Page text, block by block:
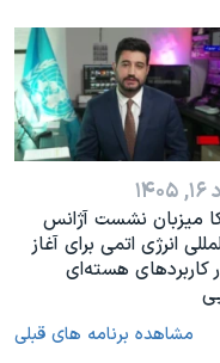
میزبان نشست آژانس
انرژی اتمی برای آغاز
کاربردهای هسته‌ای
مشاهده برنامه های قبلی